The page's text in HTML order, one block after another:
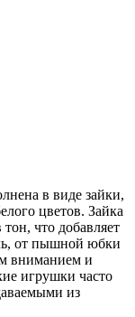
в виде зайки,
цветов. Зайка
что добавляет
от пышной юбки
вниманием и
игрушки часто
из